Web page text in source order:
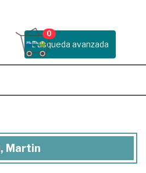
Busqueda avanzada
0
Martin